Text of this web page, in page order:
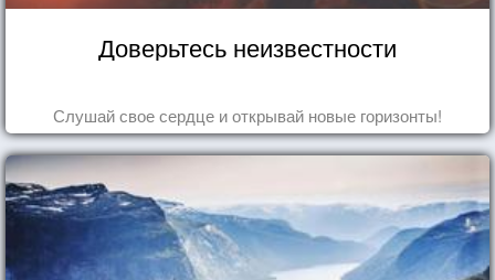
Доверьтесь неизвестности
Слушай свое сердце и открывай новые горизонты!